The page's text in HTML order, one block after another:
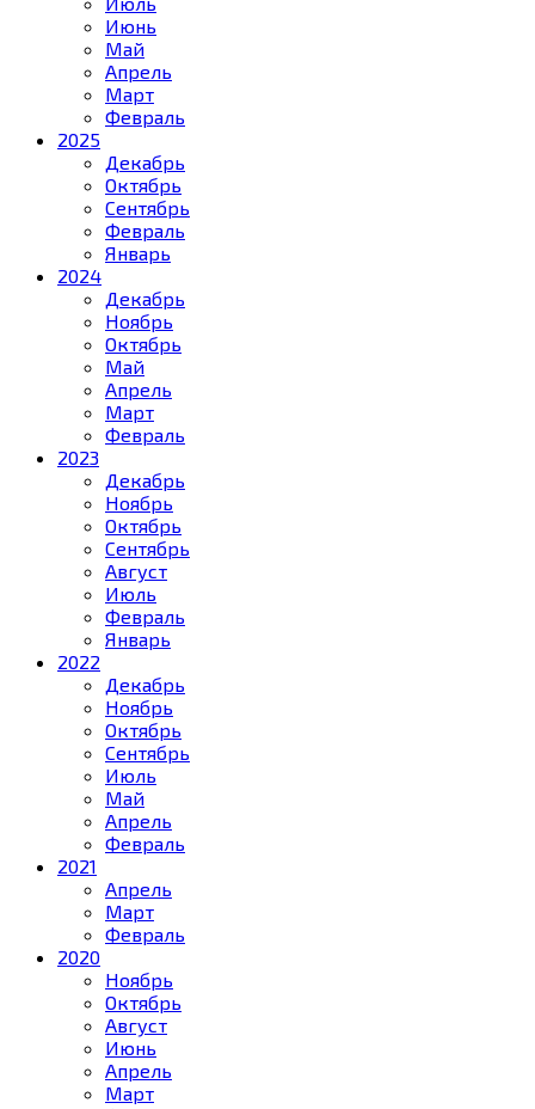
Июнь
Май
Апрель
Март
Февраль
2025
Декабрь
Октябрь
Сентябрь
Февраль
Январь
2024
Декабрь
Ноябрь
Октябрь
Май
Апрель
Март
Февраль
2023
Декабрь
Ноябрь
Октябрь
Сентябрь
Август
Июль
Февраль
Январь
2022
Декабрь
Ноябрь
Октябрь
Сентябрь
Июль
Май
Апрель
Февраль
2021
Апрель
Март
Февраль
2020
Ноябрь
Октябрь
Август
Июнь
Апрель
Март